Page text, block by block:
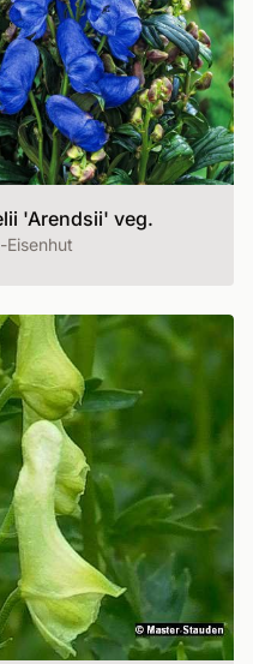
'Arendsii' veg.
Eisenhut